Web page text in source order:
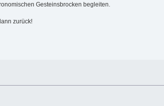
Gesteinsbrocken begleiten.
zurück!